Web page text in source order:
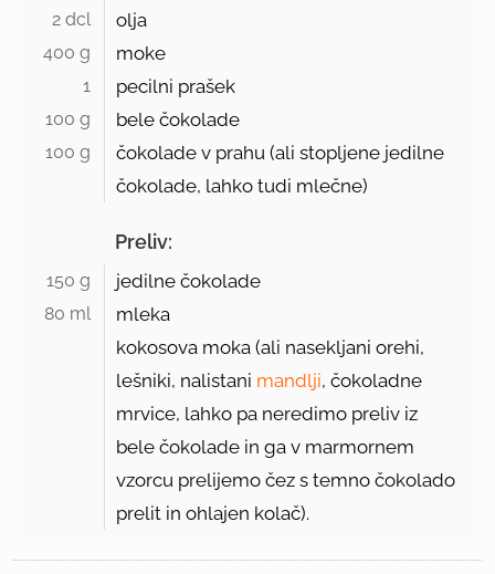
2 dcl olja
400 g moke
1 pecilni prašek
100 g bele čokolade
100 g
čokolade v prahu (ali stopljene jedilne
čokolade, lahko tudi mlečne)
Preliv:
150 g jedilne čokolade
80 ml
mleka
kokosova moka (ali nasekljani orehi,
lešniki, nalistani mandlji, čokoladne
mrvice, lahko pa neredimo preliv iz
bele čokolade in ga v marmornem
vzorcu prelijemo čez s temno čokolado
prelit in ohlajen kolač).